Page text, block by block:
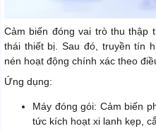
Cảm biến đóng vai trò thu thập
thái thiết bị. Sau đó, truyền tín
nén hoạt động chính xác theo
Ứng dụng:
Máy đóng gói: Cảm biến
tức kích hoạt xi lanh kẹp,